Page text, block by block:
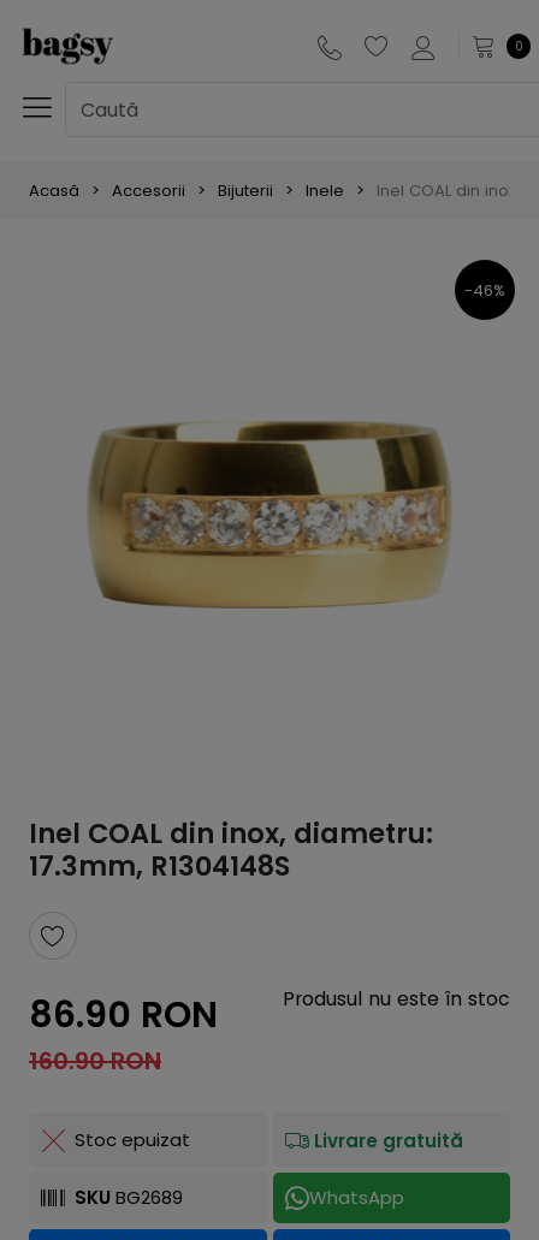
0
Acasă Accesorii Bijuterii Inele Inel COAL din inox,
-46%
Inel COAL din inox, diametru:
17.3mm, R1304148S
86.90 RON
160.90 RON
Produsul nu este în stoc
Stoc epuizat Livrare gratuită
SKU BG2689 WhatsApp